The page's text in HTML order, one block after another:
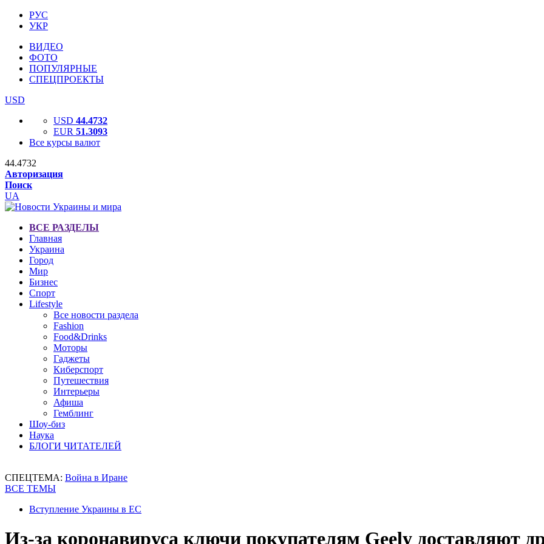
РУС
УКР
ВИДЕО
ФОТО
ПОПУЛЯРНЫЕ
СПЕЦПРОЕКТЫ
USD
USD 44.4732
EUR 51.3093
Все курсы валют
44.4732
Авторизация
Поиск
UA
ВСЕ РАЗДЕЛЫ
Главная
Украина
Город
Мир
Бизнес
Спорт
Lifestyle
Все новости раздела
Fashion
Food&Drinks
Моторы
Гаджеты
Киберспорт
Путешествия
Интерьеры
Афиша
Гемблинг
Шоу-биз
Наука
БЛОГИ ЧИТАТЕЛЕЙ
СПЕЦТЕМА: Война в Иране
ВСЕ ТЕМЫ
Вступление Украины в ЕС
Из-за коронавируса ключи покупателям Geely доставляют